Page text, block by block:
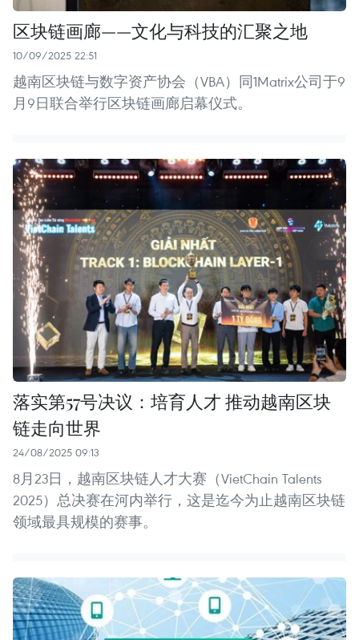
区块链画廊——文化与科技的汇聚之地
10/09/2025 22:51
越南区块链与数字资产协会（VBA）同1Matrix公司于9
月9日联合举行区块链画廊启幕仪式。
落实第57号决议：培育人才 推动越南区块
链走向世界
24/08/2025 09:13
8月23日，越南区块链人才大赛（VietChain Talents
2025）总决赛在河内举行，这是迄今为止越南区块链
领域最具规模的赛事。